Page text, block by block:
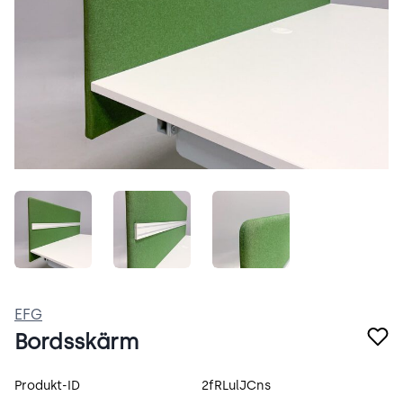
lIg8hDZapOr_.jpegMVTKf0ahI0eZ.jpeg2cuEuwlARq2b.jpeg
EFG
Bordsskärm
Produktspecifikation
Produkt-ID 2fRLulJCns